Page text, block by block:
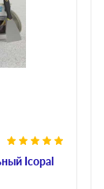
Icopal